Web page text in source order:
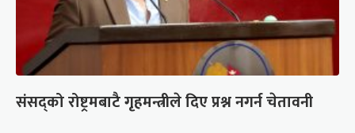
संसद्को रोष्ट्रमबाटै गृहमन्त्रीले दिए प्रश्न नगर्न चेतावनी